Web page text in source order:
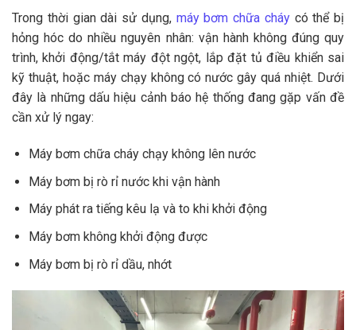
Trong thời gian dài sử dụng, máy bơm chữa cháycó thể bị
hỏng hóc do nhiều nguyên nhân: vận hành không đúng quy
trình, khởi động/tắt máy đột ngột, lắp đặt tủ điều khiển sai
kỹ thuật, hoặc máy chạy không có nước gây quá nhiệt. Dưới
đây là những dấu hiệu cảnh báo hệ thống đang gặp vấn đề
cần xử lý ngay:
Máy bơm chữa cháy chạy không lên nước
Máy bơm bị rò rỉ nước khi vận hành
Máy phát ra tiếng kêu lạ và to khi khởi động
Máy bơm không khởi động được
Máy bơm bị rò rỉ dầu, nhớt